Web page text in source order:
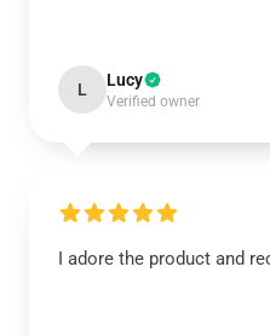
L Lucy
Verified owner
I adore the product and